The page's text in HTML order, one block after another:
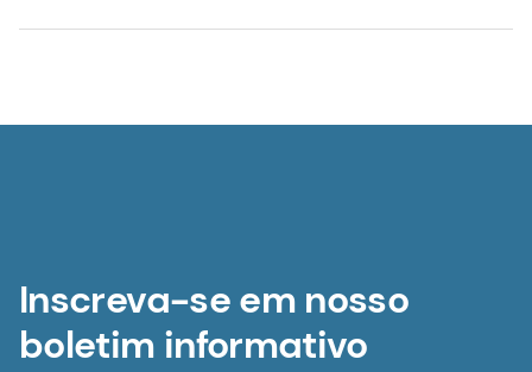
Inscreva-se em nosso
boletim informativo